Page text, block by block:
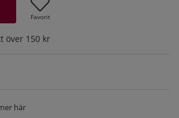
Favorit
över 150 kr
här